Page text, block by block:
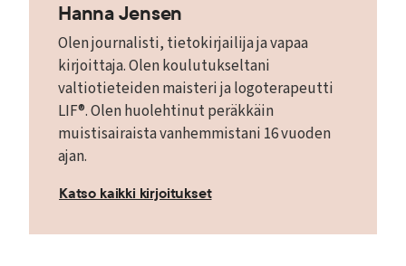
Hanna Jensen
Olen journalisti, tietokirjailija ja vapaa
kirjoittaja. Olen koulutukseltani
valtiotieteiden maisteri ja logoterapeutti
LIF®. Olen huolehtinut peräkkäin
muistisairaista vanhemmistani 16 vuoden
ajan.
Katso kaikki kirjoitukset